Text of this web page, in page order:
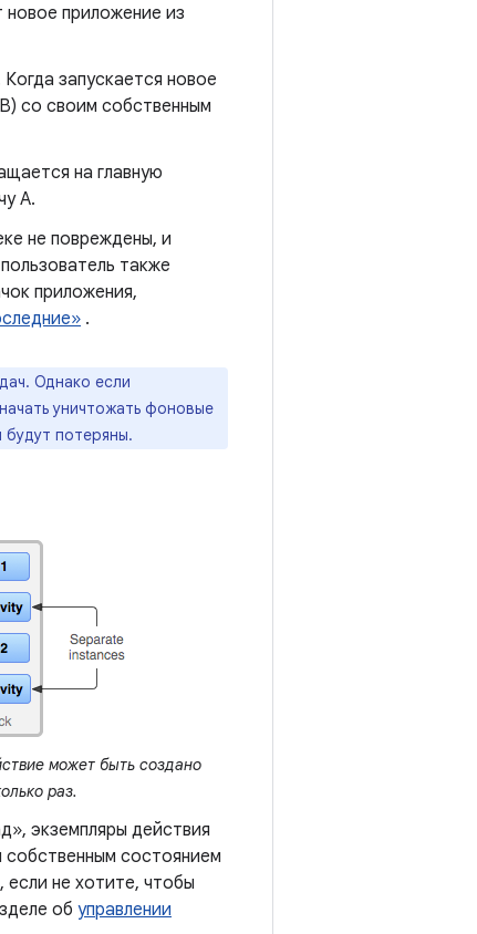
новое приложение из
запускается новое
со своим собственным
на главную
А.
не повреждены, и
также
приложения,
.
Однако если
уничтожать фоновые
будут потеряны.
может быть создано
раз.
экземпляры действия
состоянием
не хотите, чтобы
об управлении